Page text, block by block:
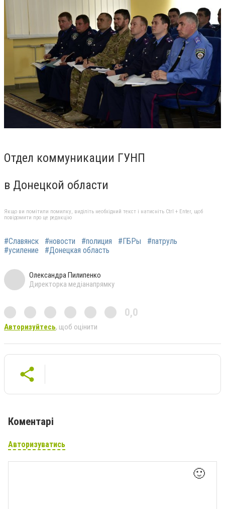
Отдел коммуникации ГУНП
в Донецкой области
Якщо ви помітили помилку, виділіть необхідний текст і натисніть Ctrl + Enter, щоб
повідомити про це редакцію
#Славянск #новости #полиция #ГБРы
#патруль
#усиление
#Донецкая область
Олександра Пилипенко
Директорка медіанапрямку
0,0
Авторизуйтесь, щоб оцінити
Коментарі
Авторизуватись
🙂